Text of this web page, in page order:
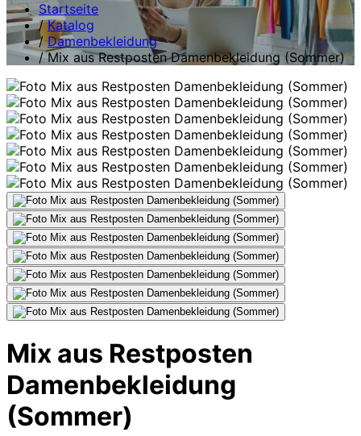
Startseite
/ Katalog
/ Damenbekleidung
/Mix aus Restposten Damenbekleidung (Sommer)
Mix aus Restposten
Damenbekleidung
(Sommer)